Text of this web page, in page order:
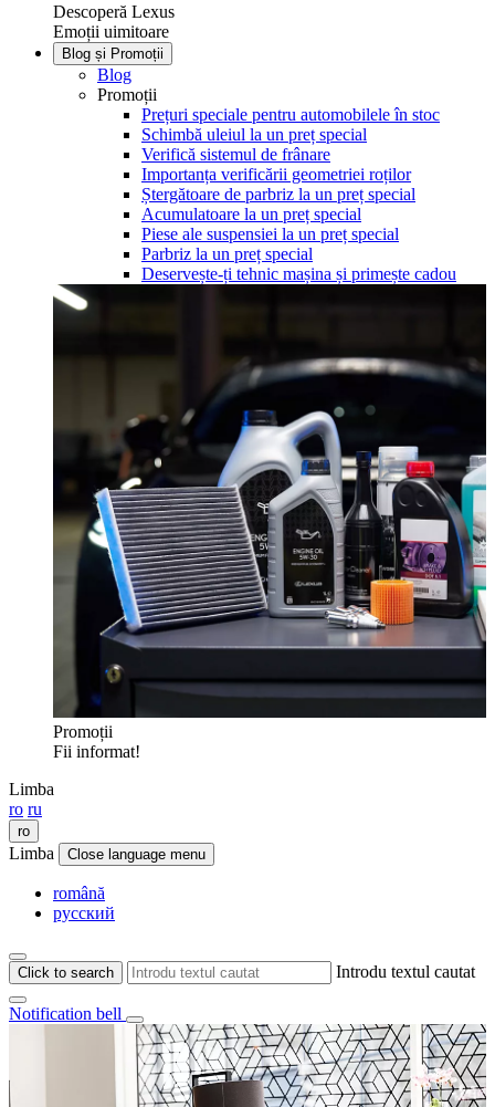
Descoperă Lexus
Emoții uimitoare
Blog și Promoții
Blog
Promoții
Prețuri speciale pentru automobilele în stoc
Schimbă uleiul la un preț special
Verifică sistemul de frânare
Importanța verificării geometriei roților
Ștergătoare de parbriz la un preț special
Acumulatoare la un preț special
Piese ale suspensiei la un preț special
Parbriz la un preț special
Deservește-ți tehnic mașina și primește cadou
Promoții
Fii informat!
Limba
ro ru
ro
Limba Close language menu
română
русский
Click to search Introdu textul cautat
Notification bell